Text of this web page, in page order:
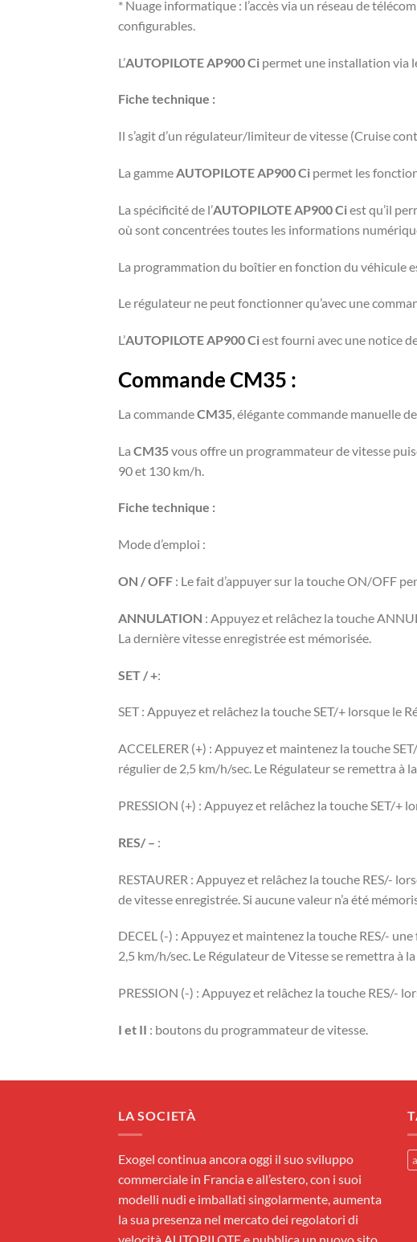
* Nuage informatique : l’accès via un réseau de
configurables.
L’AUTOPILOTE AP900 Ci permet une installation via
Fiche technique :
Il s’agit d’un régulateur/limiteur de vitesse (Cruise
La gammeAUTOPILOTE AP900 Ci permet les
La spécificité de l’AUTOPILOTE AP900 Ciest qu’il
où sont concentrées toutes les informations
La programmation du boîtier en fonction du véhicule
Le régulateur ne peut fonctionner qu’avec une
L’AUTOPILOTE AP900 Ciest fourni avec une notice
Commande CM35 :
La commandeCM35 , élégante commande manuelle
La CM35vous offre un programmateur de vitesse
90 et 130 km/h.
Fiche technique :
Mode d’emploi :
ON / OFF : Le fait d’appuyer sur la touche ON/OFF
ANNULATION : Appuyez et relâchez la touche
La dernière vitesse enregistrée est mémorisée.
SET / +:
SET : Appuyez et relâchez la touche SET/+ lorsque le
ACCELERER (+) : Appuyez et maintenez la touche
régulier de 2,5 km/h/sec. Le Régulateur se remettra à
PRESSION (+) : Appuyez et relâchez la touche SET/+
RES/ – :
RESTAURER : Appuyez et relâchez la touche RES/-
de vitesse enregistrée. Si aucune valeur n’a été
DECEL (-) : Appuyez et maintenez la touche RES/-
2,5 km/h/sec. Le Régulateur de Vitesse se remettra à
PRESSION (-) : Appuyez et relâchez la touche RES/-
I et II : boutons du programmateur de vitesse.
LA SOCIETÀ
Exogel continua ancora oggi il suo sviluppo
commerciale in Francia e all’estero, con i suoi
modelli nudi e imballati singolarmente, aumenta
la sua presenza nel mercato dei regolatori di